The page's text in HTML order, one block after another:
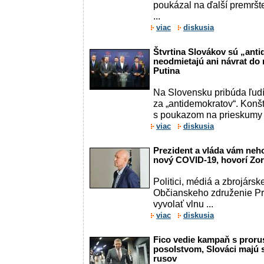
poukázal na ďalší
...
viac diskusia
Štvrtina Slovákov sú
neodmietajú ani návrat
Putina
Na Slovensku pribúda
za „antidemokratov“.
s poukazom na
viac diskusia
Prezident a vláda vám
nový COVID-19, hovorí
Politici, médiá a
Občianskeho združenie
vyvolať vlnu ...
viac diskusia
Fico vedie kampaň s
posolstvom, Slováci majú
rusov